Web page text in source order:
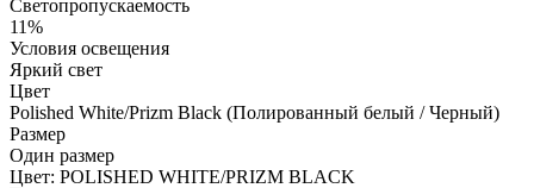
Светопропускаемость
11%
Условия освещения
Яркий свет
Цвет
Polished White/Prizm Black (Полированный белый / Черный)
Размер
Один размер
Цвет: POLISHED WHITE/PRIZM BLACK